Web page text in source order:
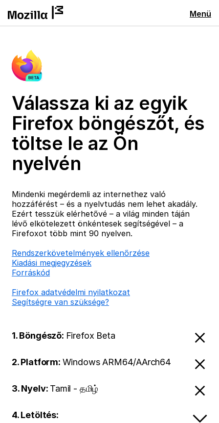
Menü
Válassza ki az egyik
Firefox böngészőt, és
töltse le az Ön
nyelvén
Mindenki megérdemli az internethez való
hozzáférést – és a nyelvtudás nem lehet akadály.
Ezért tesszük elérhetővé – a világ minden táján
lévő elkötelezett önkéntesek segítségével – a
Firefoxot több mint 90 nyelven.
Rendszerkövetelmények ellenőrzése
Kiadási megjegyzések
Forráskód
Firefox adatvédelmi nyilatkozat
Segítségre van szüksége?
1. Böngésző: Firefox Beta
2. Platform: Windows ARM64/AArch64
3. Nyelv: Tamil - தமிழ்
4. Letöltés: